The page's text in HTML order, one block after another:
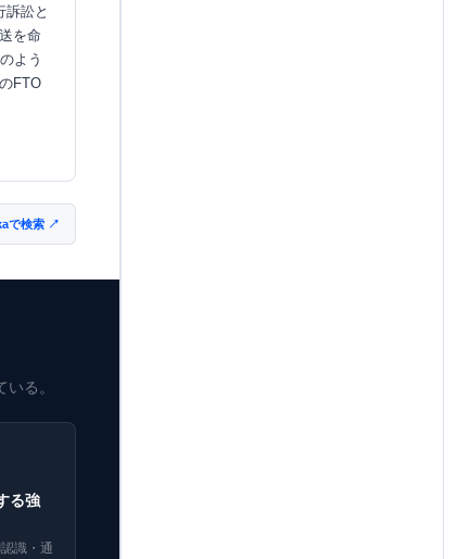
訴訟と
を命
よう
FTO
で検索 ↗
る。
る強
識・通